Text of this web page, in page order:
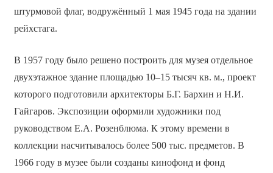
штурмовой флаг, водружённый 1 мая 1945 года на здании
рейхстага.
В 1957 году было решено построить для музея отдельное
двухэтажное здание площадью 10–15 тысяч кв. м., проект
которого подготовили архитекторы Б.Г. Бархин и Н.И.
Гайгаров. Экспозиции оформили художники под
руководством Е.А. Розенблюма. К этому времени в
коллекции насчитывалось более 500 тыс. предметов. В
1966 году в музее были созданы кинофонд и фонд